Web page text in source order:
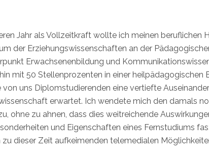
Jahr als Vollzeitkraft wollte ich meinen beruflichen
der Erziehungswissenschaften an der
Erwachsenenbildung und
mit 50 Stellenprozenten in einer heilpädagogischen
uns Diplomstudierenden eine vertiefte
erwartet. Ich wendete mich den damals
ohne zu ahnen, dass dies weitreichende
und Eigenschaften eines Fernstudiums
dieser Zeit aufkeimenden telemedialen